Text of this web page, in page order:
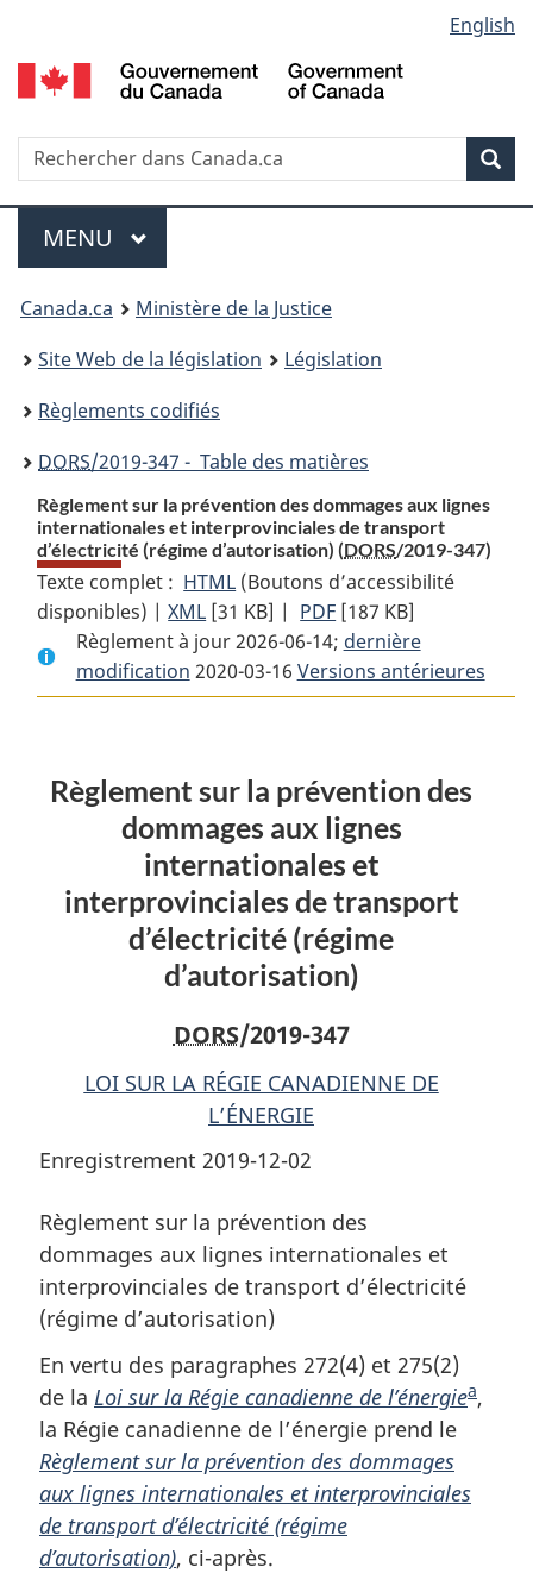
au
contenu
propos
de
la
HTML
simplifiée
selection
English
Recherche
Menu
MENU PRINCIPAL
You
are
here:
Canada.ca
Ministère de la Justice
Site Web de la législation
Législation
Règlements codifiés
DORS/2019-347 - Table des matières
Règlement sur la prévention des dommages aux lignes
internationales et interprovinciales de transport
d’électricité (régime d’autorisation) (DORS/2019-347)
Texte complet : HTML Texte
complet
:
Règlement
sur
des
dommages
aux
lignes
internationales
et
interprovinciales
transport
(régime
d’autorisation)
(Boutons d’accessibilité
disponibles) |XML Texte
complet
:
Règlement
prévention
des
dommages
aux
lignes
internationales
et
interprovinciales
de
d’électricité
(régime
d’autorisation)
[31 KB] | PDF Texte
complet
:
Règlement
prévention
des
dommages
aux
lignes
internationales
et
interprovinciales
de
d’électricité
[187 KB]
Règlement à jour 2026-06-14; dernière
modification 2020-03-16 Versions antérieures
Règlement sur la prévention des
dommages aux lignes
internationales et
interprovinciales de transport
d’électricité (régime
d’autorisation)
DORS/2019-347
LOI SUR LA RÉGIE CANADIENNE DE
L’ÉNERGIE
Enregistrement 2019-12-02
Règlement sur la prévention des
dommages aux lignes internationales et
interprovinciales de transport d’électricité
(régime d’autorisation)
En vertu des paragraphes 272(4) et 275(2)
de la Loi sur la Régie canadienne de l’énergieN
e
a,
la Régie canadienne de l’énergie prend le
Règlement sur la prévention des dommages
aux lignes internationales et interprovinciales
de transport d’électricité (régime
d’autorisation), ci-après.